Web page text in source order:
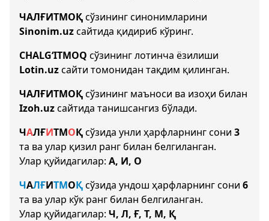
ЧАЛҒИТМОҚсўзининг синонимларини
Sinonim.uzсайтида қидириб кўринг.
CHALG‘ITMOQ сўзининг лотинча ёзилиши
Lotin.uzсайти томонидан тақдим қилинган.
ЧАЛҒИТМОҚсўзининг маъноси ва изоҳи билан
Izoh.uzсайтида танишсангиз бўлади.
ЧАЛҒИТМОҚсўзида унли ҳарфларнинг сони 3
та ва улар қизил ранг билан белгиланган.
Улар қуйидагилар: А, И, О
ЧАЛҒИТМОҚсўзида ундош ҳарфларнинг сони 6
та ва улар кўк ранг билан белгиланган.
Улар қуйидагилар: Ч, Л, Ғ, Т, М, Қ